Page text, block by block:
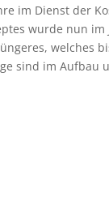
im Dienst der
wurde nun im
sind im Aufbau